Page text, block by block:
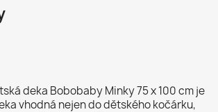
deka Bobobaby Minky 75 x 100 cm je
vhodná nejen do dětského kočárku,